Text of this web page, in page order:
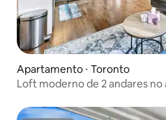
Apartamento ⋅ Toronto
Loft moderno de 2 andares no